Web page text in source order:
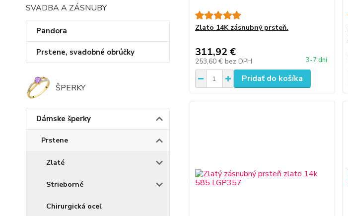
SVADBA A ZÁSNUBY
Pandora
Prstene, svadobné obrúčky
ŠPERKY
Dámske šperky
Prstene
Zlaté
Strieborné
Chirurgická oceľ
Zlato 14K zásnubný prsteň.
311,92 €
253,60 € bez DPH 3-7 dní
Pridať do košíka